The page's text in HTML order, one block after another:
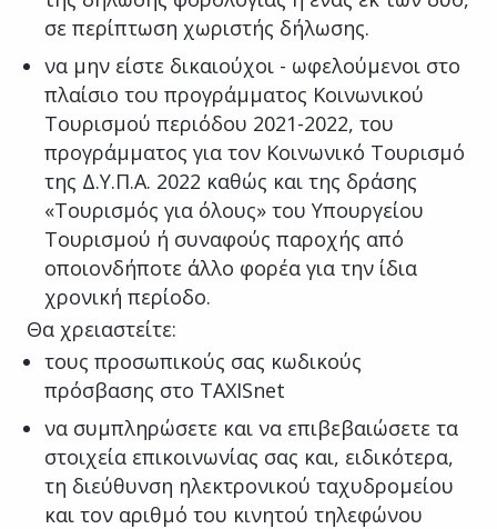
σε περίπτωση χωριστής δήλωσης.
να μην είστε δικαιούχοι - ωφελούμενοι στο
πλαίσιο του προγράμματος Κοινωνικού
Τουρισμού περιόδου 2021-2022, του
προγράμματος για τον Κοινωνικό Τουρισμό
της Δ.Υ.Π.Α. 2022 καθώς και της δράσης
«Τουρισμός για όλους» του Υπουργείου
Τουρισμού ή συναφούς παροχής από
οποιονδήποτε άλλο φορέα για την ίδια
χρονική περίοδο.
Θα χρειαστείτε:
τους προσωπικούς σας κωδικούς
πρόσβασης στο TAXISnet
να συμπληρώσετε και να επιβεβαιώσετε τα
στοιχεία επικοινωνίας σας και, ειδικότερα,
τη διεύθυνση ηλεκτρονικού ταχυδρομείου
και τον αριθμό του κινητού τηλεφώνου